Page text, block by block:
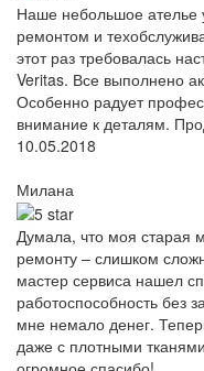
Наше небольшое ателье
ремонтом и
этот раз требовалась
Veritas. Все выполнено
Особенно радует
внимание к деталям.
10.05.2018
Милана
Думала, что моя старая
ремонту – слишком
мастер сервиса нашел
работоспособность без
мне немало денег.
даже с плотными